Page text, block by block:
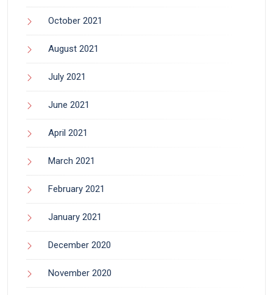
October 2021
August 2021
July 2021
June 2021
April 2021
March 2021
February 2021
January 2021
December 2020
November 2020